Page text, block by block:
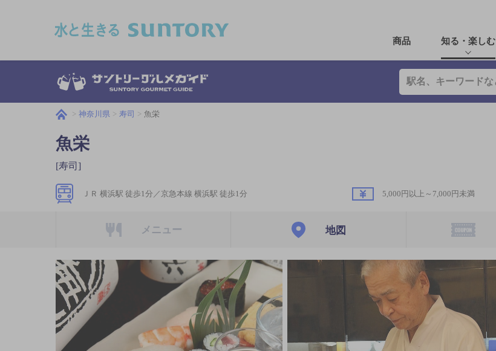
商品 知る・楽しむ
神奈川県 寿司 魚栄
魚栄
[寿司]
ＪＲ 横浜駅 徒歩1分／京急本線 横浜駅 徒歩1分 5,000円以上～7,000円未満
メニュー 地図